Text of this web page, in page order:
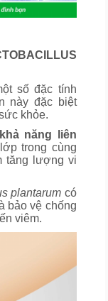
số đặc tính
này đặc biệt
khỏe.
khả năng liên
trong cùng
tăng lượng vi
plantarum có
bảo vệ chống
viêm.